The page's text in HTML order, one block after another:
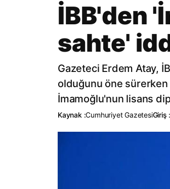
İBB'den
sahte'
Gazeteci Erdem Atay,
olduğunu öne
İmamoğlu'nun lisans
Kaynak :Cumhuriyet GazetesiGiriş